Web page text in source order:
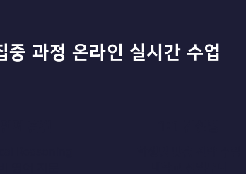
과정 온라인 실시간 수업